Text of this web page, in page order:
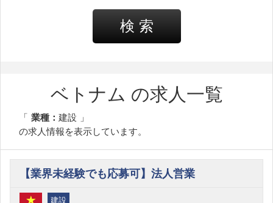
検 索
ベトナム の求人一覧
業種： 建設
の求人情報を表示しています。
【業界未経験でも応募可】法人営業
建設